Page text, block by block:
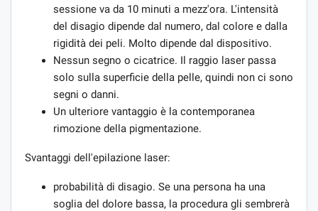
sessione va da 10 minuti a mezz'ora. L'intensità
del disagio dipende dal numero, dal colore e dalla
rigidità dei peli. Molto dipende dal dispositivo.
Nessun segno o cicatrice. Il raggio laser passa
solo sulla superficie della pelle, quindi non ci sono
segni o danni.
Un ulteriore vantaggio è la contemporanea
rimozione della pigmentazione.
Svantaggi dell'epilazione laser:
probabilità di disagio. Se una persona ha una
soglia del dolore bassa, la procedura gli sembrerà